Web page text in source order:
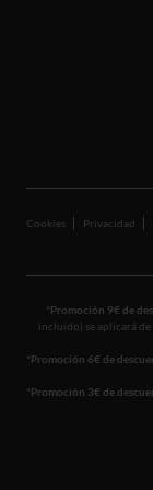
Cookies Privacidad
*Promoción 9€ de
incluido) se aplicará
*Promoción 6€ de
*Promoción 3€ de